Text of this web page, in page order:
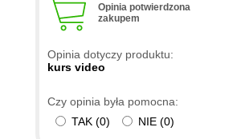
Opinia potwierdzona
zakupem
Opinia dotyczy produktu:
kurs video
Czy opinia była pomocna:
TAK (0) NIE (0)